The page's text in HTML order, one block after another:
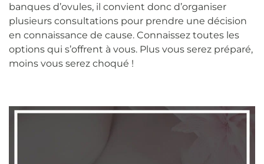
banques d’ovules, il convient donc d’organiser
plusieurs consultations pour prendre une décision
en connaissance de cause. Connaissez toutes les
options qui s’offrent à vous. Plus vous serez préparé,
moins vous serez choqué !